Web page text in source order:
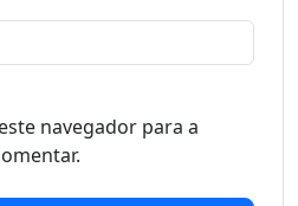
navegador para a